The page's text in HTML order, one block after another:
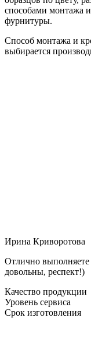
способами монтажа
фурнитуры.
Способ монтажа и
выбирается
Ирина Криворотова
Отлично выполняете
довольны, респект!)
Качество продукции
Уровень сервиса
Срок изготовления